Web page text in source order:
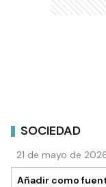
SOCIEDAD
21 de mayo de
Añadir como